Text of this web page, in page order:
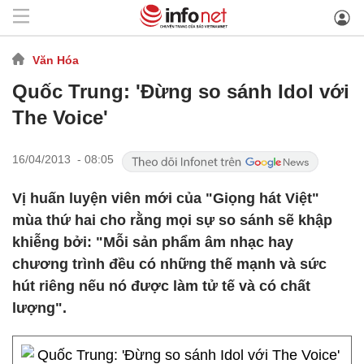
Văn Hóa
Quốc Trung: 'Đừng so sánh Idol với
The Voice'
16/04/2013 - 08:05
Vị huấn luyện viên mới của "Giọng hát Việt"
mùa thứ hai cho rằng mọi sự so sánh sẽ khập
khiễng bởi: "Mỗi sản phẩm âm nhạc hay
chương trình đều có những thế mạnh và sức
hút riêng nếu nó được làm tử tế và có chất
lượng".